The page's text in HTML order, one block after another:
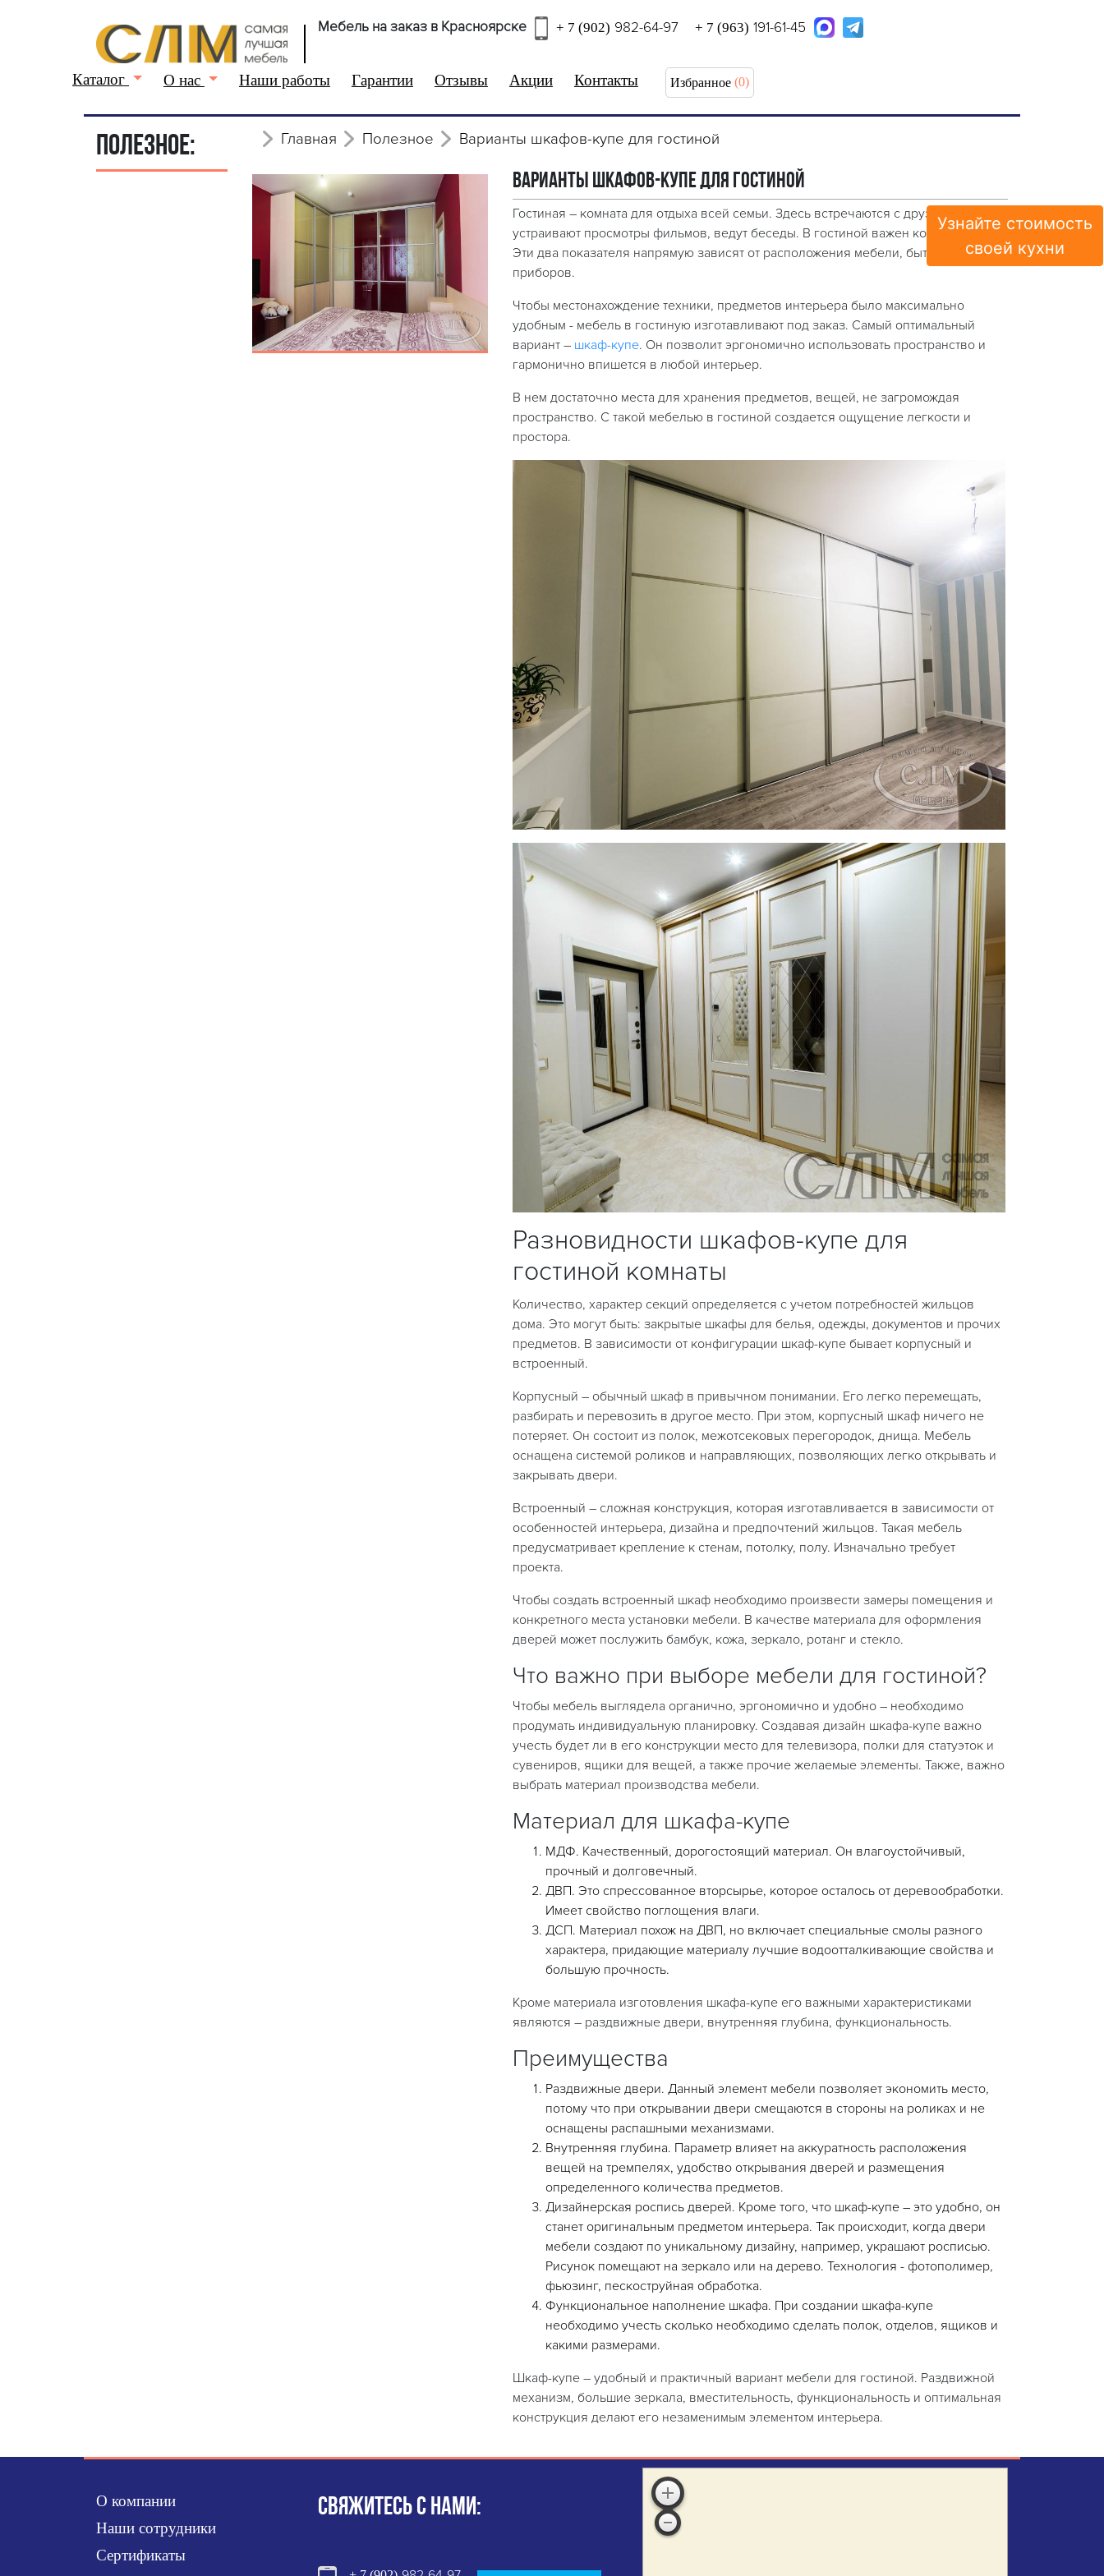
Узнайте стоимость
своей кухни
Мебель на заказ в Красноярске + 7 (902) 982-64-97 + 7 (963) 191-61-45
Каталог О нас Наши работы Гарантии Отзывы Акции Контакты Избранное (0)
ПОЛЕЗНОЕ: Главная Полезное Варианты шкафов-купе для гостиной
Варианты шкафов-купе для гостиной
Гостиная – комната для отдыха всей семьи. Здесь встречаются с друзьями,
устраивают просмотры фильмов, ведут беседы. В гостиной важен комфорт и уют.
Эти два показателя напрямую зависят от расположения мебели, бытовых
приборов.
Чтобы местонахождение техники, предметов интерьера было максимально
удобным - мебель в гостиную изготавливают под заказ. Самый оптимальный
вариант – шкаф-купе. Он позволит эргономично использовать пространство и
гармонично впишется в любой интерьер.
В нем достаточно места для хранения предметов, вещей, не загромождая
пространство. С такой мебелью в гостиной создается ощущение легкости и
простора.
Разновидности шкафов-купе для
гостиной комнаты
Количество, характер секций определяется с учетом потребностей жильцов
дома. Это могут быть: закрытые шкафы для белья, одежды, документов и прочих
предметов. В зависимости от конфигурации шкаф-купе бывает корпусный и
встроенный.
Корпусный – обычный шкаф в привычном понимании. Его легко перемещать,
разбирать и перевозить в другое место. При этом, корпусный шкаф ничего не
потеряет. Он состоит из полок, межотсековых перегородок, днища. Мебель
оснащена системой роликов и направляющих, позволяющих легко открывать и
закрывать двери.
Встроенный – сложная конструкция, которая изготавливается в зависимости от
особенностей интерьера, дизайна и предпочтений жильцов. Такая мебель
предусматривает крепление к стенам, потолку, полу. Изначально требует
проекта.
Чтобы создать встроенный шкаф необходимо произвести замеры помещения и
конкретного места установки мебели. В качестве материала для оформления
дверей может послужить бамбук, кожа, зеркало, ротанг и стекло.
Что важно при выборе мебели для гостиной?
Чтобы мебель выглядела органично, эргономично и удобно – необходимо
продумать индивидуальную планировку. Создавая дизайн шкафа-купе важно
учесть будет ли в его конструкции место для телевизора, полки для статуэток и
сувениров, ящики для вещей, а также прочие желаемые элементы. Также, важно
выбрать материал производства мебели.
Материал для шкафа-купе
МДФ. Качественный, дорогостоящий материал. Он влагоустойчивый,
прочный и долговечный.
ДВП. Это спрессованное вторсырье, которое осталось от деревообработки.
Имеет свойство поглощения влаги.
ДСП. Материал похож на ДВП, но включает специальные смолы разного
характера, придающие материалу лучшие водоотталкивающие свойства и
большую прочность.
Кроме материала изготовления шкафа-купе его важными характеристиками
являются – раздвижные двери, внутренняя глубина, функциональность.
Преимущества
Раздвижные двери. Данный элемент мебели позволяет экономить место,
потому что при открывании двери смещаются в стороны на роликах и не
оснащены распашными механизмами.
Внутренняя глубина. Параметр влияет на аккуратность расположения
вещей на тремпелях, удобство открывания дверей и размещения
определенного количества предметов.
Дизайнерская роспись дверей. Кроме того, что шкаф-купе – это удобно, он
станет оригинальным предметом интерьера. Так происходит, когда двери
мебели создают по уникальному дизайну, например, украшают росписью.
Рисунок помещают на зеркало или на дерево. Технология - фотополимер,
фьюзинг, пескоструйная обработка.
Функциональное наполнение шкафа. При создании шкафа-купе
необходимо учесть сколько необходимо сделать полок, отделов, ящиков и
какими размерами.
Шкаф-купе – удобный и практичный вариант мебели для гостиной. Раздвижной
механизм, большие зеркала, вместительность, функциональность и оптимальная
конструкция делают его незаменимым элементом интерьера.
О компании
Наши сотрудники
Сертификаты
СВЯЖИТЕСЬ С НАМИ: